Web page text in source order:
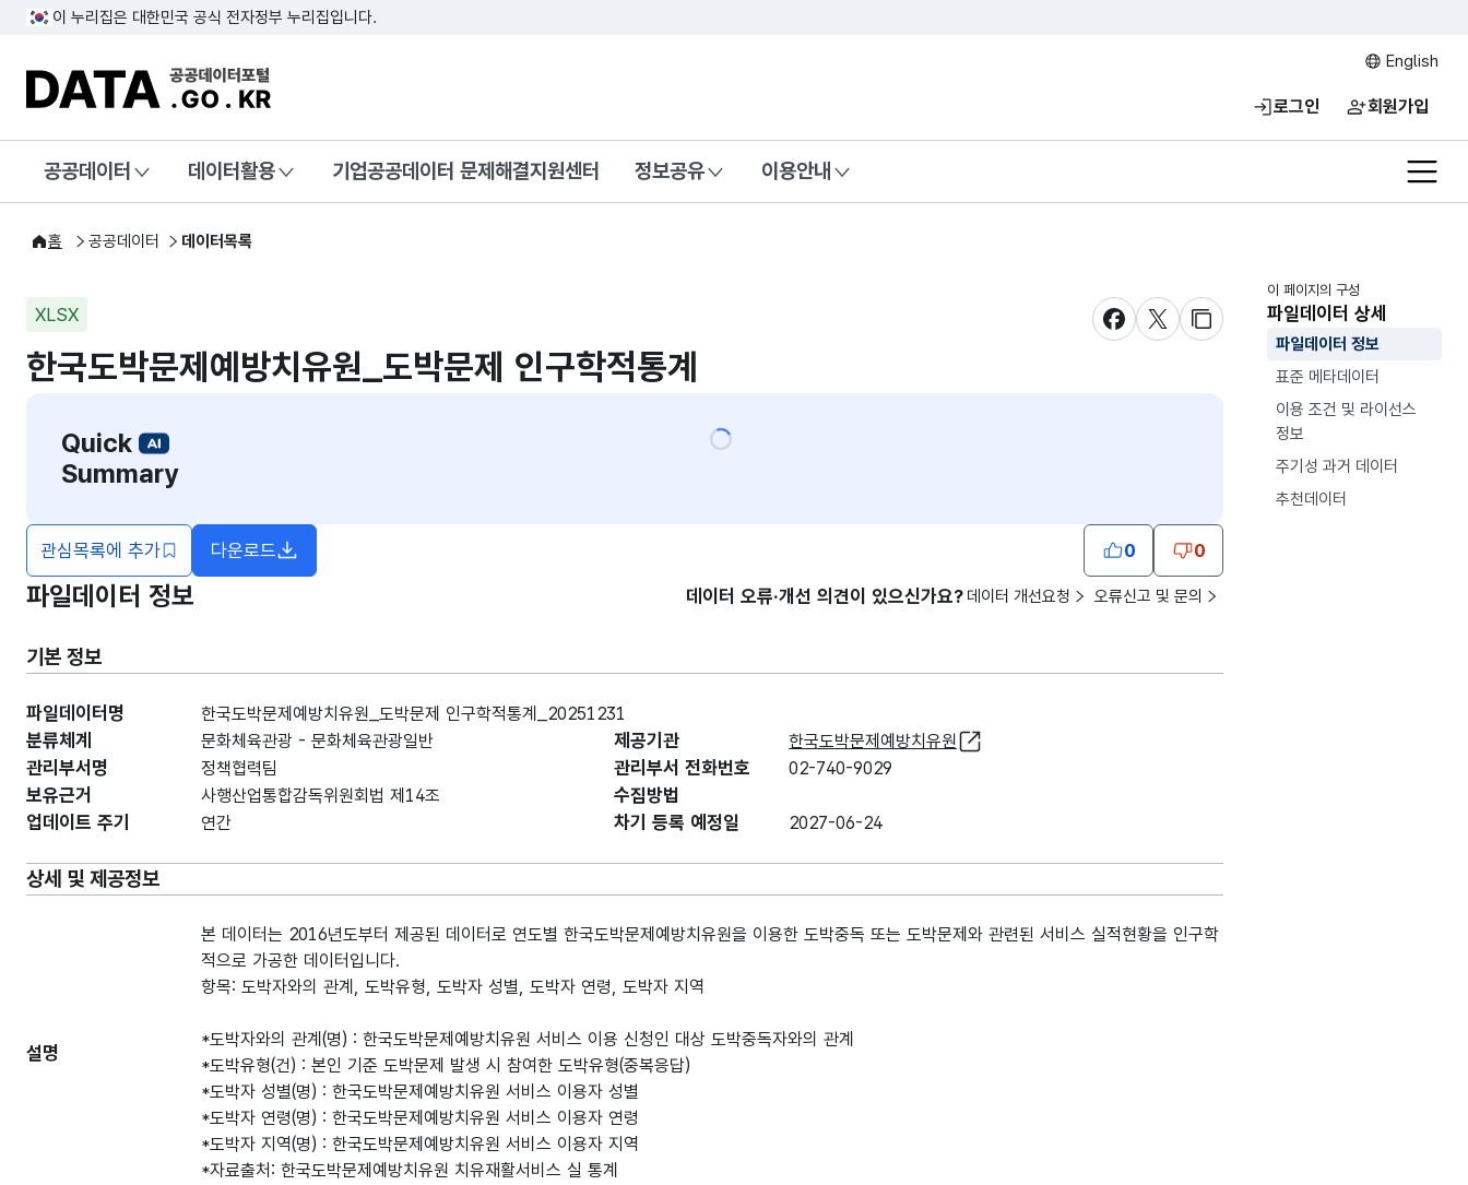
이 누리집은 대한민국 공식 전자정부 누리집입니다.
DATA.GO.KR 공공데이터포털
English
로그인 회원가입
전체
공공데이터 데이터활용 기업공공데이터 문제해결지원센터 정보공유 이용안내
홈 공공데이터 데이터목록
XLSX
새창 열림새창 열림새창 열림
한국도박문제예방치유원_도박문제 인구학적통계
Quick
Summary
관심목록에 추가 다운로드 0 0
이 페이지의 구성
파일데이터 상세
파일데이터 정보
표준 메타데이터
이용 조건 및 라이선스
정보
주기성 과거 데이터
추천데이터
파일데이터 정보 데이터 오류·개선 의견이 있으신가요? 데이터 개선요청 오류신고 및 문의
기본 정보
파일데이터명 한국도박문제예방치유원_도박문제 인구학적통계_20251231
분류체계 문화체육관광 - 문화체육관광일반 제공기관 한국도박문제예방치유원
관리부서명 정책협력팀 관리부서 전화번호 02-740-9029
보유근거 사행산업통합감독위원회법 제14조
수집방법
업데이트 주기
연간 차기 등록 예정일 2027-06-24
상세 및 제공정보
설명
본 데이터는 2016년도부터 제공된 데이터로 연도별 한국도박문제예방치유원을 이용한 도박중독 또는 도박문제와 관련된 서비스 실적현황을 인구학
적으로 가공한 데이터입니다.
항목: 도박자와의 관계, 도박유형, 도박자 성별, 도박자 연령, 도박자 지역
*도박자와의 관계(명) : 한국도박문제예방치유원 서비스 이용 신청인 대상 도박중독자와의 관계
*도박유형(건) : 본인 기준 도박문제 발생 시 참여한 도박유형(중복응답)
*도박자 성별(명) : 한국도박문제예방치유원 서비스 이용자 성별
*도박자 연령(명) : 한국도박문제예방치유원 서비스 이용자 연령
*도박자 지역(명) : 한국도박문제예방치유원 서비스 이용자 지역
*자료출처: 한국도박문제예방치유원 치유재활서비스 실 통계